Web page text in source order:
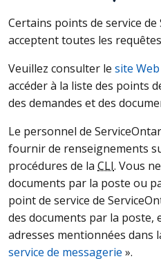
Certains points de service de
acceptent toutes les
Veuillez consulter le site
accéder à la liste des points
des demandes et des
Le personnel de
fournir de renseignements
procédures de la CLI. Vous
documents par la poste ou
point de service de
des documents par la poste,
adresses mentionnées dans
service de messagerie ».